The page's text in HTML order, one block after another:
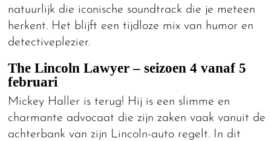
natuurlijk die iconische soundtrack die je meteen
herkent. Het blijft een tijdloze mix van humor en
detectiveplezier.
The Lincoln Lawyer – seizoen 4 vanaf 5
februari
Mickey Haller is terug! Hij is een slimme en
charmante advocaat die zijn zaken vaak vanuit de
achterbank van zijn Lincoln-auto regelt. In dit